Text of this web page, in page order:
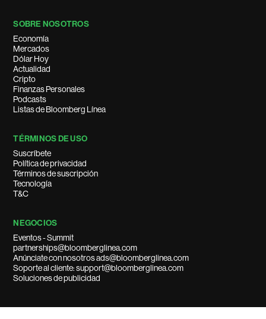
SOBRE NOSOTROS
Economía
Mercados
Dólar Hoy
Actualidad
Cripto
Finanzas Personales
Podcasts
Listas de Bloomberg Línea
TÉRMINOS DE USO
Suscríbete
Política de privacidad
Términos de suscripción
Tecnología
T&C
NEGOCIOS
Eventos - Summit
partnerships@bloomberglinea.com
Anúnciate con nosotros ads@bloomberglinea.com
Soporte al cliente: support@bloomberglinea.com
Soluciones de publicidad